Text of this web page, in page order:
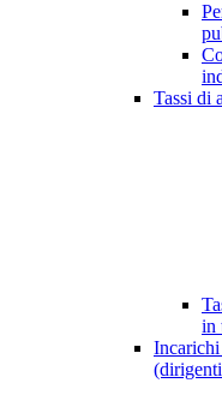
Tassi di
in